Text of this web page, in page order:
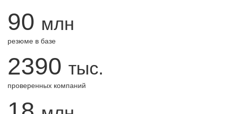
90 млн
резюме в базе
2390 тыс.
проверенных компаний